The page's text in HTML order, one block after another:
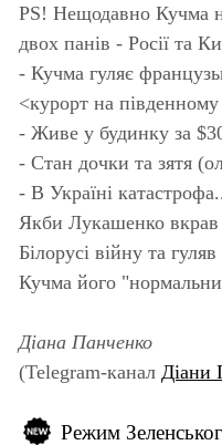
PS! Нещодавно Кучма
двох панів - Росії та
- Кучма гуляє
<курорт на південному
- Живе у будинку за
- Стан дочки та зятя
- В Україні
Якби Лукашенко
Білорусі війну та
Кучма його
Діана Панченко
(Telegram-канал Діани
Режим